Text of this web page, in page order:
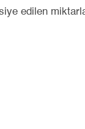
edilen